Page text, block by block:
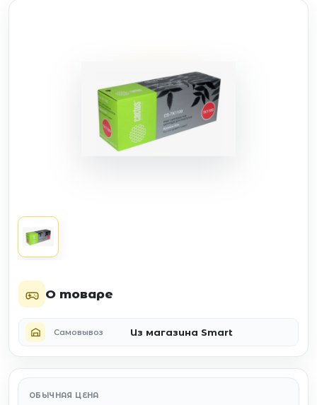
О товаре
Самовывоз Из магазина Smart
ОБЫЧНАЯ ЦЕНА